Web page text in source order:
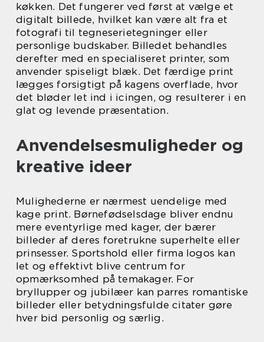
køkken. Det fungerer ved først at vælge et
digitalt billede, hvilket kan være alt fra et
fotografi til tegneserietegninger eller
personlige budskaber. Billedet behandles
derefter med en specialiseret printer, som
anvender spiseligt blæk. Det færdige print
lægges forsigtigt på kagens overflade, hvor
det bløder let ind i icingen, og resulterer i en
glat og levende præsentation.
Anvendelsesmuligheder og
kreative ideer
Mulighederne er nærmest uendelige med
kage print. Børnefødselsdage bliver endnu
mere eventyrlige med kager, der bærer
billeder af deres foretrukne superhelte eller
prinsesser. Sportshold eller firma logos kan
let og effektivt blive centrum for
opmærksomhed på temakager. For
bryllupper og jubilæer kan parres romantiske
billeder eller betydningsfulde citater gøre
hver bid personlig og særlig.